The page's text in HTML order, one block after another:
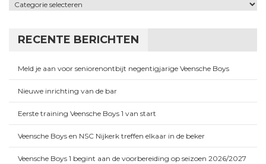
Categorieën
RECENTE BERICHTEN
Meld je aan voor seniorenontbijt negentigjarige Veensche Boys
Nieuwe inrichting van de bar
Eerste training Veensche Boys 1 van start
Veensche Boys en NSC Nijkerk treffen elkaar in de beker
Veensche Boys 1 begint aan de voorbereiding op seizoen 2026/2027